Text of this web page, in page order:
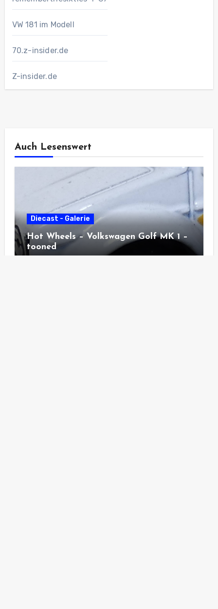
VW 181 im Modell
70.z-insider.de
Z-insider.de
Auch Lesenswert
Diecast - Galerie
Hot Wheels – Volkswagen Golf MK 1 –
tooned